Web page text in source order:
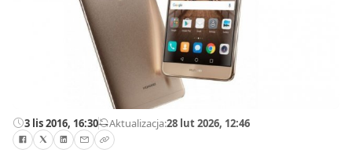
3 lis 2016, 16:30—Aktualizacja:28 lut 2026, 12:46